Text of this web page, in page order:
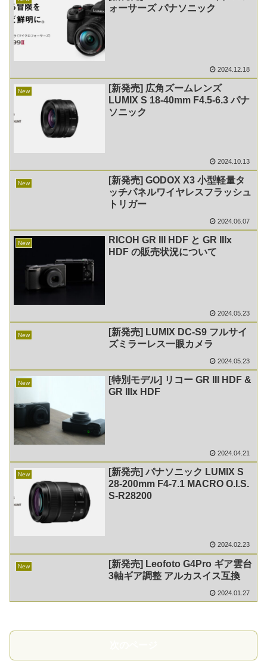
ォーサーズ パナソニック
2024.12.18
New
[新発売] 広角ズームレンズ
LUMIX S 18-40mm F4.5-6.3 パナ
ソニック
2024.10.13
New
[新発売] GODOX X3 小型軽量タ
ッチパネルワイヤレスフラッシュ
トリガー
2024.06.07
New
RICOH GR III HDF と GR IIIx
HDF の販売状況について
2024.05.23
New
[新発売] LUMIX DC-S9 フルサイ
ズミラーレス一眼カメラ
2024.05.23
New
[特別モデル] リコー GR III HDF &
GR IIIx HDF
2024.04.21
New
[新発売] パナソニック LUMIX S
28-200mm F4-7.1 MACRO O.I.S.
S-R28200
2024.02.23
New
[新発売] Leofoto G4Pro ギア雲台
3軸ギア調整 アルカスイス互換
2024.01.27